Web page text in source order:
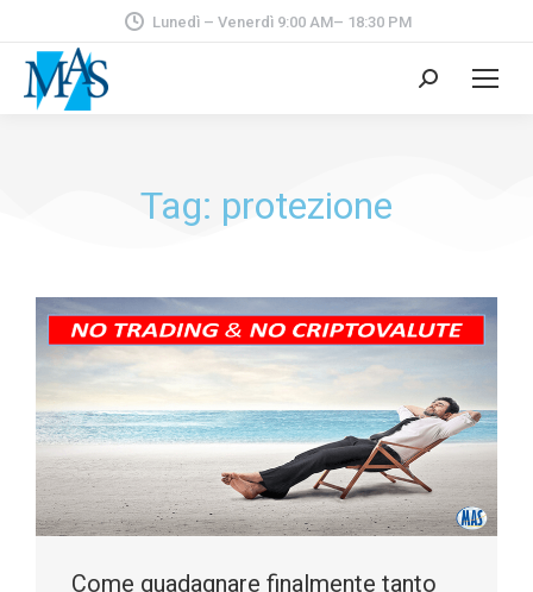
Lunedì – Venerdì 9:00 AM– 18:30 PM
Tag: protezione
Come guadagnare finalmente tanto